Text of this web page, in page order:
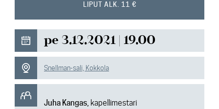
Yhteys
LIPUT ALK. 11 €
pe 3.12.2021 | 19.00
Snellman-sali, Kokkola
Juha Kangas, kapellimestari